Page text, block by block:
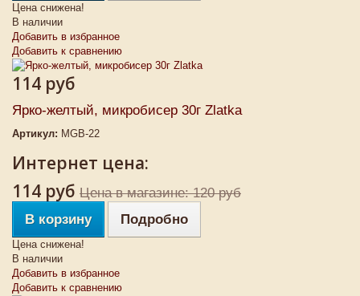
Цена снижена!
В наличии
Добавить в избранное
Добавить к сравнению
114 руб
Ярко-желтый, микробисер 30г Zlatka
Артикул: MGB-22
Интернет цена:
114 руб Цена в магазине: 120 руб
В корзину
Подробно
Цена снижена!
В наличии
Добавить в избранное
Добавить к сравнению